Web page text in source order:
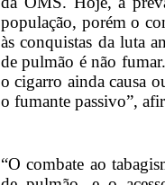
população, porém o
às conquistas da luta
de pulmão é não
o cigarro ainda causa
o fumante passivo”,
“O combate ao